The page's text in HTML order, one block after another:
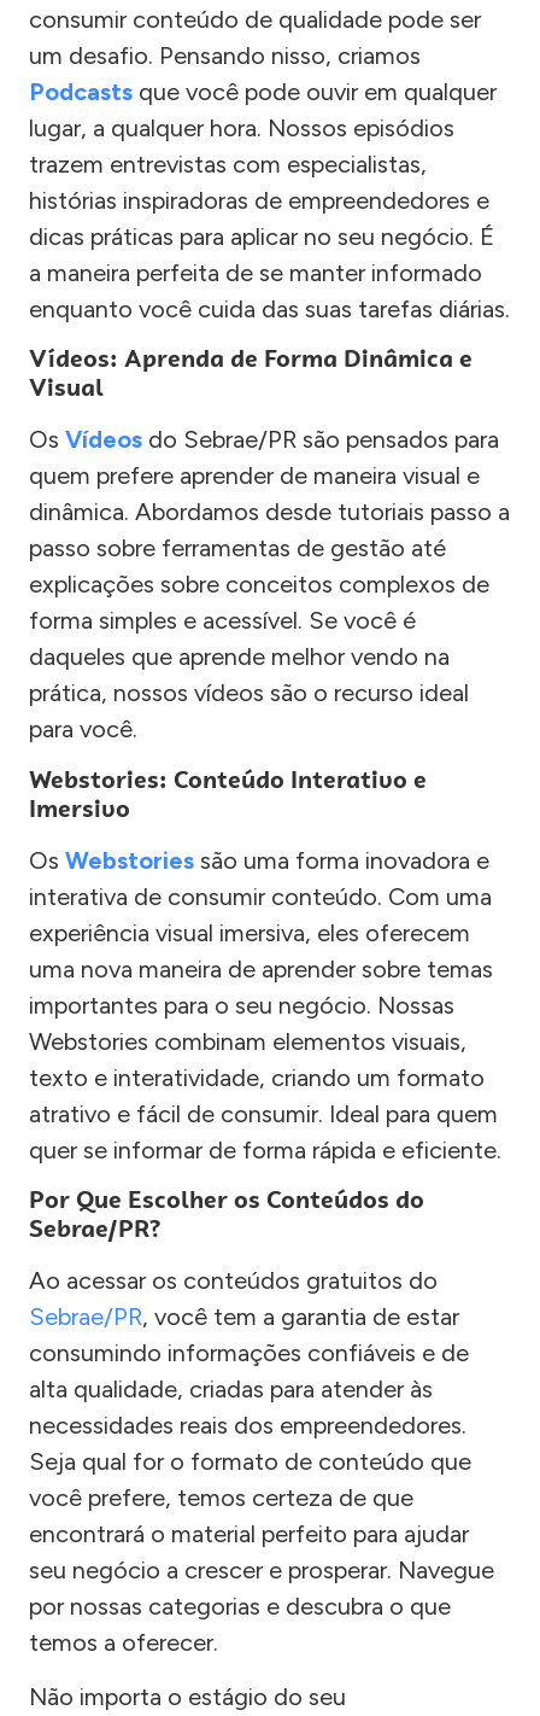
consumir conteúdo de qualidade pode ser
um desafio. Pensando nisso, criamos
Podcasts que você pode ouvir em qualquer
lugar, a qualquer hora. Nossos episódios
trazem entrevistas com especialistas,
histórias inspiradoras de empreendedores e
dicas práticas para aplicar no seu negócio. É
a maneira perfeita de se manter informado
enquanto você cuida das suas tarefas diárias.
Vídeos: Aprenda de Forma Dinâmica e
Visual
Os Vídeos do Sebrae/PR são pensados para
quem prefere aprender de maneira visual e
dinâmica. Abordamos desde tutoriais passo a
passo sobre ferramentas de gestão até
explicações sobre conceitos complexos de
forma simples e acessível. Se você é
daqueles que aprende melhor vendo na
prática, nossos vídeos são o recurso ideal
para você.
Webstories: Conteúdo Interativo e
Imersivo
Os Webstories são uma forma inovadora e
interativa de consumir conteúdo. Com uma
experiência visual imersiva, eles oferecem
uma nova maneira de aprender sobre temas
importantes para o seu negócio. Nossas
Webstories combinam elementos visuais,
texto e interatividade, criando um formato
atrativo e fácil de consumir. Ideal para quem
quer se informar de forma rápida e eficiente.
Por Que Escolher os Conteúdos do
Sebrae/PR?
Ao acessar os conteúdos gratuitos do
Sebrae/PR, você tem a garantia de estar
consumindo informações confiáveis e de
alta qualidade, criadas para atender às
necessidades reais dos empreendedores.
Seja qual for o formato de conteúdo que
você prefere, temos certeza de que
encontrará o material perfeito para ajudar
seu negócio a crescer e prosperar. Navegue
por nossas categorias e descubra o que
temos a oferecer.
Não importa o estágio do seu